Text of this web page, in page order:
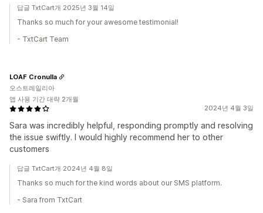
답글 TxtCart개 2025년 3월 14일
Thanks so much for your awesome testimonial!
- TxtCart Team
2024년 4월 3일
Sara was incredibly helpful, responding promptly and resolving
the issue swiftly. I would highly recommend her to other
customers
LOAF Cronulla
오스트레일리아
앱 사용 기간 대략 2개월
답글 TxtCart개 2024년 4월 8일
Thanks so much for the kind words about our SMS platform.
- Sara from TxtCart